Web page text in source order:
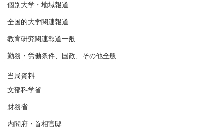
個別大学・地域報道
全国的大学関連報道
教育研究関連報道一般
勤務・労働条件、国政、その他全般
当局資料
文部科学省
財務省
内閣府・首相官邸